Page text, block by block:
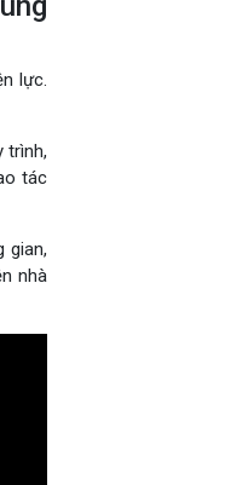
lực.
trình,
tác
gian,
nhà